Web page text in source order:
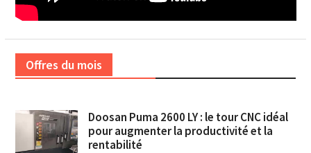
Offres du mois
Doosan Puma 2600 LY : le tour CNC idéal
pour augmenter la productivité et la
rentabilité